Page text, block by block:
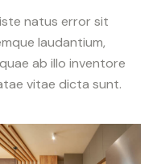
natus error sit
laudantium,
ab illo inventore
vitae dicta sunt.